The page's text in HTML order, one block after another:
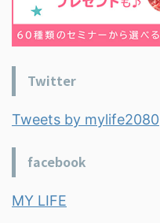
Twitter
Tweets by mylife2080
facebook
MY LIFE